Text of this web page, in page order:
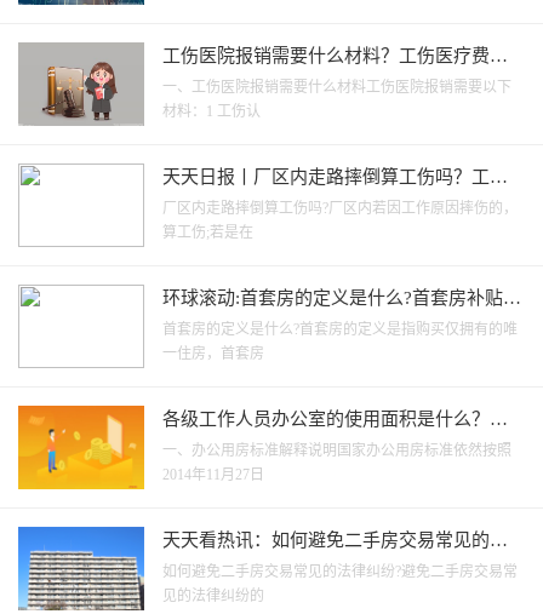
工伤医院报销需要什么材料？工伤医疗费用
报销比例是多少？-天天热点评
一、工伤医院报销需要什么材料工伤医院报销需要以下
材料：1 工伤认
天天日报丨厂区内走路摔倒算工伤吗？工伤
不予认定的三个条件是什么？
厂区内走路摔倒算工伤吗?厂区内若因工作原因摔伤的，
算工伤;若是在
环球滚动:首套房的定义是什么?首套房补贴去
哪里申请?
首套房的定义是什么?首套房的定义是指购买仅拥有的唯
一住房，首套房
各级工作人员办公室的使用面积是什么？办
公用房人均建筑面积怎么规定的？
一、办公用房标准解释说明国家办公用房标准依然按照
2014年11月27日
天天看热讯：如何避免二手房交易常见的法
律纠纷？二手房买卖合同的时效是多长？
如何避免二手房交易常见的法律纠纷?避免二手房交易常
见的法律纠纷的